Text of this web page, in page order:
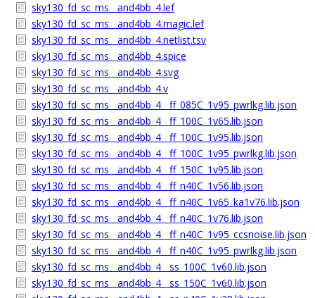
sky130_fd_sc_ms__and4bb_4.lef
sky130_fd_sc_ms__and4bb_4.magic.lef
sky130_fd_sc_ms__and4bb_4.netlist.tsv
sky130_fd_sc_ms__and4bb_4.spice
sky130_fd_sc_ms__and4bb_4.svg
sky130_fd_sc_ms__and4bb_4.v
sky130_fd_sc_ms__and4bb_4__ff_085C_1v95_pwrlkg.lib.json
sky130_fd_sc_ms__and4bb_4__ff_100C_1v65.lib.json
sky130_fd_sc_ms__and4bb_4__ff_100C_1v95.lib.json
sky130_fd_sc_ms__and4bb_4__ff_100C_1v95_pwrlkg.lib.json
sky130_fd_sc_ms__and4bb_4__ff_150C_1v95.lib.json
sky130_fd_sc_ms__and4bb_4__ff_n40C_1v56.lib.json
sky130_fd_sc_ms__and4bb_4__ff_n40C_1v65_ka1v76.lib.json
sky130_fd_sc_ms__and4bb_4__ff_n40C_1v76.lib.json
sky130_fd_sc_ms__and4bb_4__ff_n40C_1v95_ccsnoise.lib.json
sky130_fd_sc_ms__and4bb_4__ff_n40C_1v95_pwrlkg.lib.json
sky130_fd_sc_ms__and4bb_4__ss_100C_1v60.lib.json
sky130_fd_sc_ms__and4bb_4__ss_150C_1v60.lib.json